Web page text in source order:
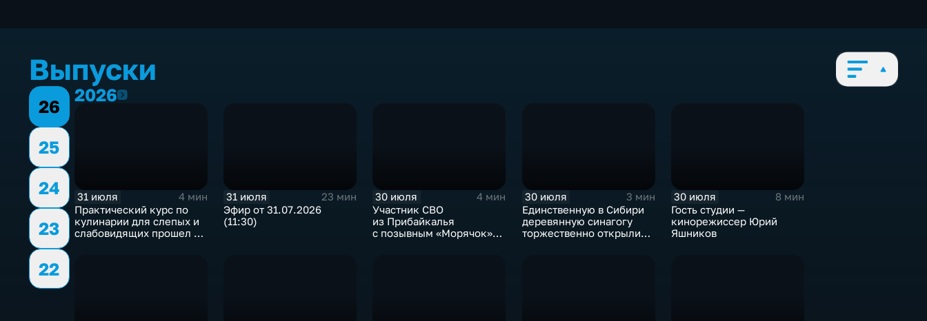
Выпуски
26
25
24
23
22
20262026
31 июля
4 мин
Практический курс по
кулинарии для слепых и
слабовидящих прошел в
31 июля
23 мин
Эфир от 31.07.2026
(11:30)
30 июля
4 мин
Участник СВО
из Прибайкалья
с позывным «Морячок»
30 июля
3 мин
Единственную в Сибири
деревянную синагогу
торжественно открыли
30 июля
8 мин
Гость студии —
кинорежиссер Юрий
Яшников